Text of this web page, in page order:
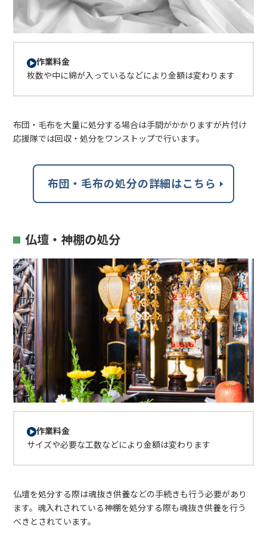
作業料金
枚数や中に綿が入っているなどにより金額は変わります
布団・毛布を大量に処分する場合は手間がかかりますが片付け
応援隊では回収・処分をワンストップで行います。
布団・毛布の処分の詳細はこちら
仏壇・神棚の処分
作業料金
サイズや必要な工数などにより金額は変わります
仏壇を処分する際は魂抜き供養などの手続きも行う必要があり
ます。魂入れされている神棚を処分する際も魂抜き供養を行う
べきとされています。